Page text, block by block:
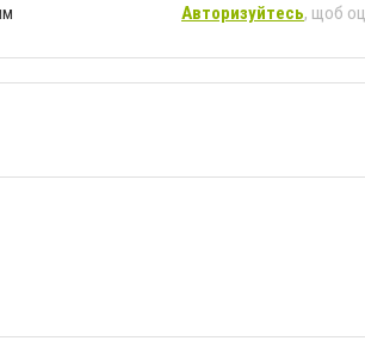
Авторизуйтесь, щоб